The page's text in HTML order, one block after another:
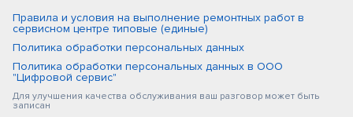
Правила и условия на выполнение ремонтных работ в
сервисном центре типовые (единые)
Политика обработки персональных данных
Политика обработки персональных данных в ООО
"Цифровой сервис"
Для улучшения качества обслуживания ваш разговор может быть
записан